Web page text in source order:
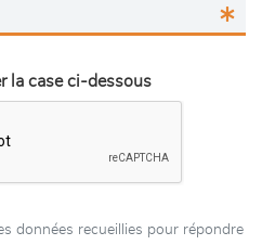
la case ci-dessous
données recueillies pour répondre